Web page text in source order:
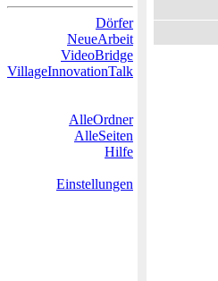
Dörfer
NeueArbeit
VideoBridge
VillageInnovationTalk
AlleOrdner
AlleSeiten
Hilfe
Einstellungen